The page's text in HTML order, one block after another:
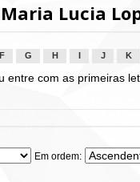
Lucia
F G H J K
entre com as primeiras
Em ordem: